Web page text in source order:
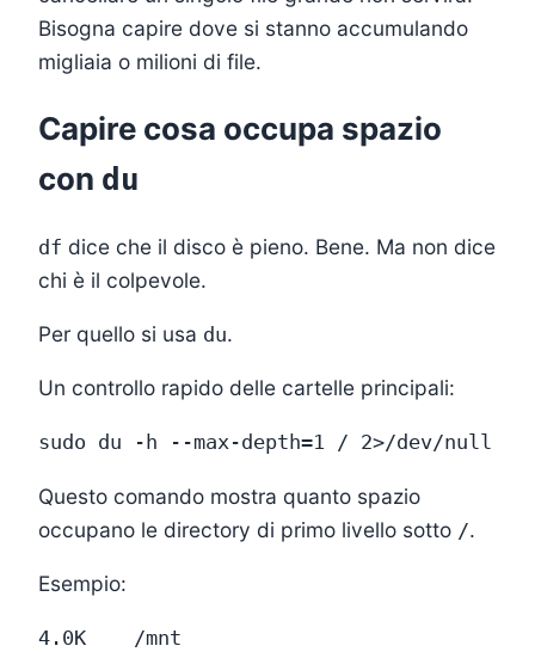
Bisogna capire dove si stanno accumulando
migliaia o milioni di file.
Capire cosa occupa spazio
con du
df dice che il disco è pieno. Bene. Ma non dice
chi è il colpevole.
Per quello si usa du.
Un controllo rapido delle cartelle principali:
Questo comando mostra quanto spazio
occupano le directory di primo livello sotto /.
Esempio:
4.0K    /mnt